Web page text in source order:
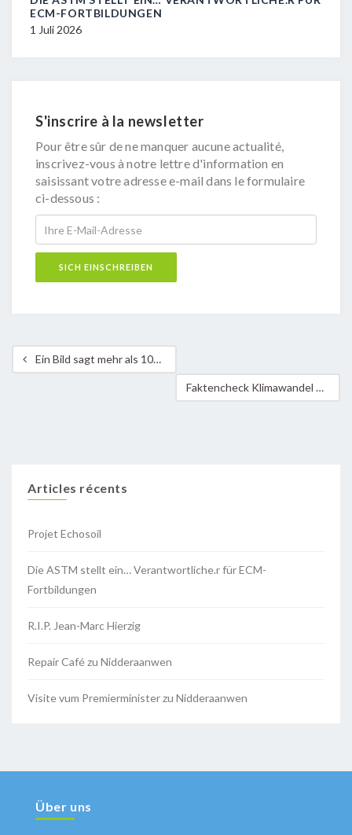
FORTBILDUNGEN
2026
S'inscrire à la newsletter
Pour être sûr de ne manquer aucune actualité,
inscrivez-vous à notre lettre d'information en
saisissant votre adresse e-mail dans le formulaire
ci-dessous :
Ein Bild sagt mehr als 1000 Worte
Faktencheck Klimawandel 2
Articles récents
Projet Echosoil
Die ASTM stellt ein… Verantwortliche.r für ECM-
Fortbildungen
R.I.P. Jean-Marc Hierzig
Repair Café zu Nidderaanwen
Visite vum Premierminister zu Nidderaanwen
Über uns